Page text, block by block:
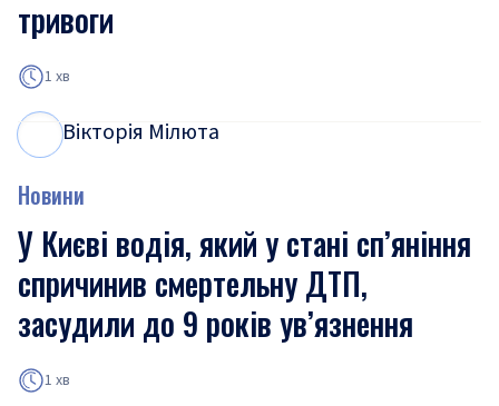
тривоги
1 хв
Вікторія Мілюта
Новини
У Києві водія, який у стані сп’яніння
спричинив смертельну ДТП,
засудили до 9 років ув’язнення
1 хв